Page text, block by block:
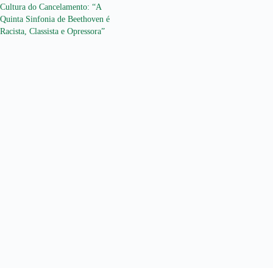
Cultura do Cancelamento: “A
Quinta Sinfonia de Beethoven é
Racista, Classista e Opressora”